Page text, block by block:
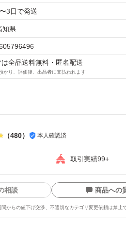
3日で発送
知県
全品送料無料・匿名配送
かり、評価後、出品者に支払われます
（480） 本人確認済
取引実績99+
相談 商品への
問からの値下げ交渉、不適切なカテゴリ変更依頼は禁止